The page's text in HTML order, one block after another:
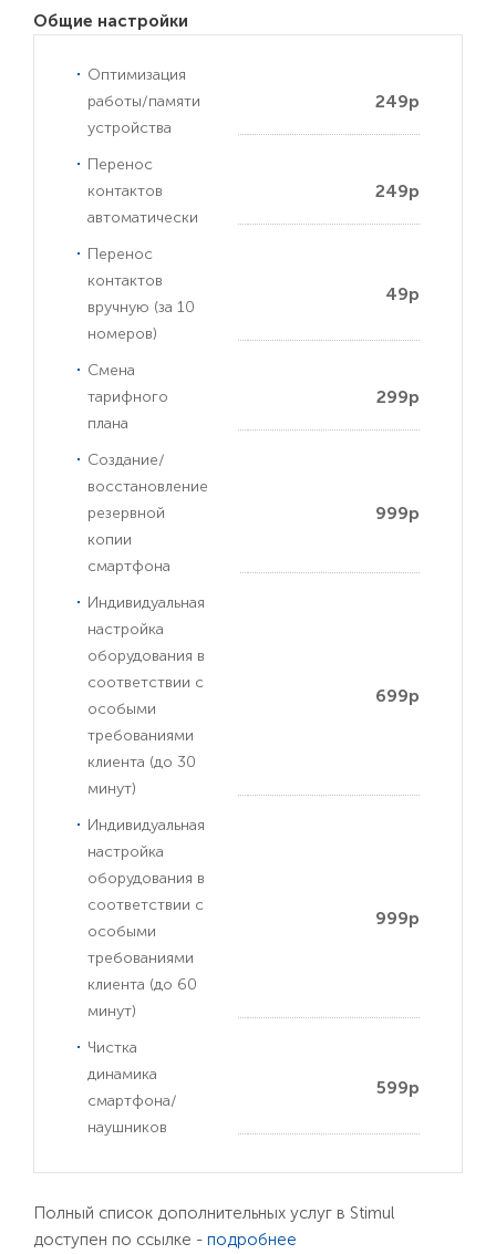
Общие настройки
Оптимизация
работы/памяти
устройства
249р
Перенос
контактов
автоматически
249р
Перенос
контактов
вручную (за 10
номеров)
49р
Смена
тарифного
плана
299р
Создание/
восстановление
резервной
копии
смартфона
999р
Индивидуальная
настройка
оборудования в
соответствии с
особыми
требованиями
клиента (до 30
минут)
699р
Индивидуальная
настройка
оборудования в
соответствии с
особыми
требованиями
клиента (до 60
минут)
999р
Чистка
динамика
смартфона/
наушников
599р
Полный список дополнительных услуг в Stimul
доступен по ссылке - подробнее